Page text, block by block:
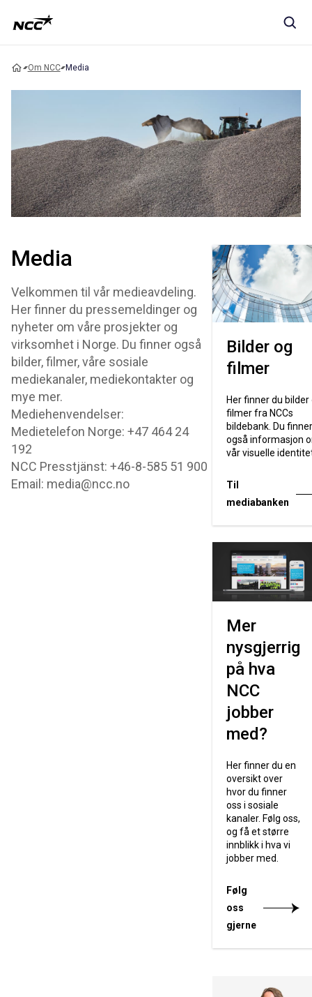
Om NCC Media
Media
Velkommen til vår medieavdeling.
Her finner du pressemeldinger og
nyheter om våre prosjekter og
virksomhet i Norge. Du finner også
bilder, filmer, våre sosiale
mediekanaler, mediekontakter og
mye mer.
Mediehenvendelser:
Medietelefon Norge: +47 464 24
192
NCC Presstjänst: +46-8-585 51 900
Email: media@ncc.no
Bilder og
filmer
Her finner du bilder
filmer fra NCCs
bildebank. Du finner
også informasjon
vår visuelle
Til
mediabanken
Mer
nysgjerrig
på hva
NCC
jobber
med?
Her finner du en
oversikt over
hvor du finner
oss i sosiale
kanaler. Følg oss,
og få et større
innblikk i hva vi
jobber med.
Følg
oss
gjerne